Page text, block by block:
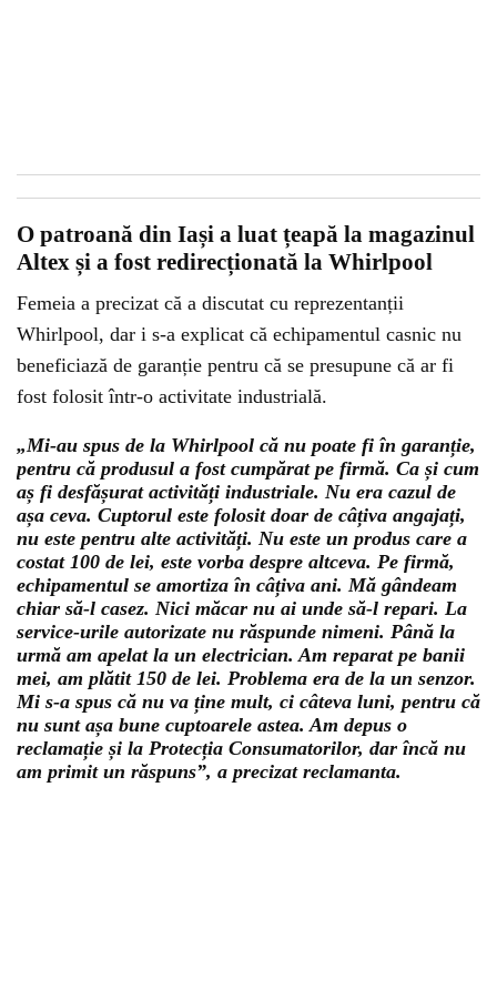
O patroană din Iași a luat țeapă la magazinul
Altex și a fost redirecționată la Whirlpool
Femeia a precizat că a discutat cu reprezentanții
Whirlpool, dar i s-a explicat că echipamentul casnic nu
beneficiază de garanție pentru că se presupune că ar fi
fost folosit într-o activitate industrială.
„Mi-au spus de la Whirlpool că nu poate fi în garanție,
pentru că produsul a fost cumpărat pe firmă. Ca și cum
aș fi desfășurat activități industriale. Nu era cazul de
așa ceva. Cuptorul este folosit doar de câțiva angajați,
nu este pentru alte activități. Nu este un produs care a
costat 100 de lei, este vorba despre altceva. Pe firmă,
echipamentul se amortiza în câțiva ani. Mă gândeam
chiar să-l casez. Nici măcar nu ai unde să-l repari. La
service-urile autorizate nu răspunde nimeni. Până la
urmă am apelat la un electrician. Am reparat pe banii
mei, am plătit 150 de lei. Problema era de la un senzor.
Mi s-a spus că nu va ține mult, ci câteva luni, pentru că
nu sunt așa bune cuptoarele astea. Am depus o
reclamație și la Protecția Consumatorilor, dar încă nu
am primit un răspuns”, a precizat reclamanta.